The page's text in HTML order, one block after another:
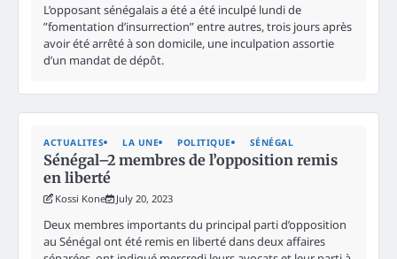
L’opposant sénégalais a été a été inculpé lundi de
”fomentation d’insurrection” entre autres, trois jours après
avoir été arrêté à son domicile, une inculpation assortie
d’un mandat de dépôt.
ACTUALITES LA UNE POLITIQUE SÉNÉGAL
Sénégal–2 membres de l’opposition remis
en liberté
Kossi Kone July 20, 2023
Deux membres importants du principal parti d’opposition
au Sénégal ont été remis en liberté dans deux affaires